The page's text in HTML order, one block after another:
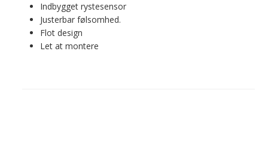
Indbygget rystesensor
Justerbar følsomhed.
Flot design
Let at montere